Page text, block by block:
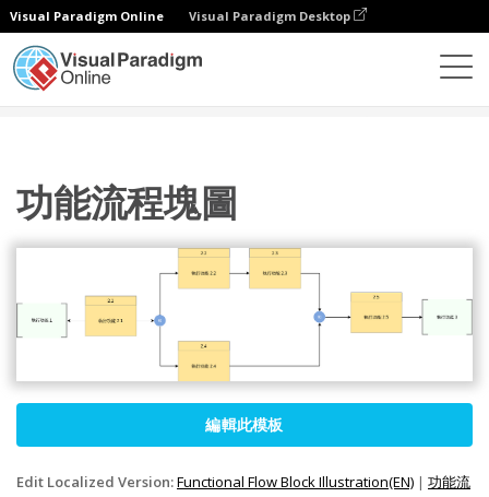
Visual Paradigm Online Visual Paradigm Desktop
功能流程塊圖
編輯此模板
Edit Localized Version:Functional Flow Block Illustration(EN) | 功能流